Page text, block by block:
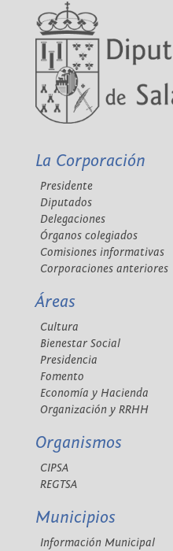
La Corporación
Presidente
Diputados
Delegaciones
Órganos colegiados
Comisiones informativas
Corporaciones anteriores
Áreas
Cultura
Bienestar Social
Presidencia
Fomento
Economía y Hacienda
Organización y RRHH
Organismos
CIPSA
REGTSA
Municipios
Información Municipal